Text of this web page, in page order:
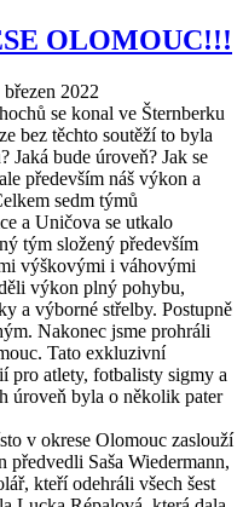
OLOMOUC!!!
březen 2022
se konal ve Šternberku
bez těchto soutěží to byla
Jaká bude úroveň? Jak se
především náš výkon a
sedm týmů
a Uničova se utkalo
tým složený především
výškovými i váhovými
výkon plný pohybu,
a výborné střelby. Postupně
Nakonec jsme prohráli
Tato exkluzivní
pro atlety, fotbalisty sigmy a
úroveň byla o několik pater
v okrese Olomouc zaslouží
Saša Wiedermann,
kteří odehráli všech šest